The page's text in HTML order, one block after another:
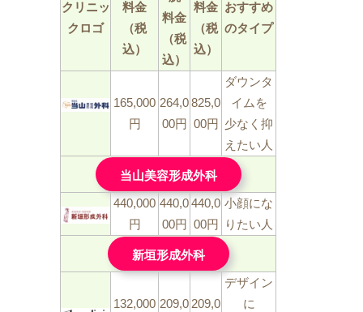
クリニッ
クロゴ
料金
（税
込）
料金
（税
込）
料金
（税
込）
おすすめ
のタイプ
165,000
円
264,0
00円
825,0
00円
ダウンタ
イムを
少なく抑
えたい人
当山美容形成外科
440,000
円
440,0
00円
440,0
00円
小顔にな
りたい人
新垣形成外科
132,000 209,0 209,0
デザイン
に